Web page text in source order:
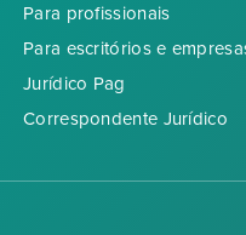
Para profissionais
Para escritórios e
Jurídico Pag
Correspondente Jurídico